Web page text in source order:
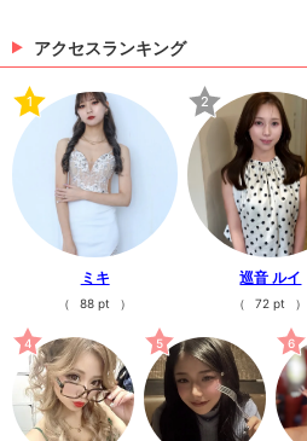
バ図鑑##新潟ナイトナビ
キャバクラ#キャバクラ求
イ#ヘアメイク#フクロウ#
人#シャンパン#ナイト#ナ
ブ#キャバ図鑑#いいねし
トナビ
きゃばきゃば#
Jena
もうすぐです😌
今週は水,木,金,土曜日出勤予定で
アクセスランキング
1
ミキ
（ 88 pt ）
2
巡音 ルイ
（ 72 pt ）
4 5 6